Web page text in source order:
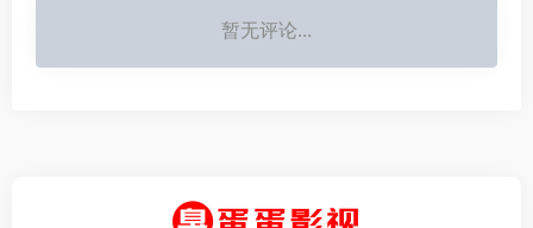
暂无评论...